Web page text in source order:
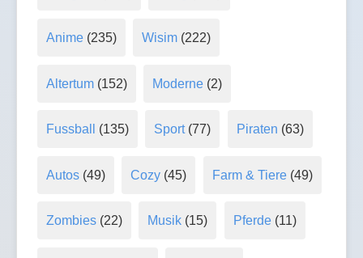
Anime(235) Wisim (222)
Altertum(152) Moderne (2)
Fussball (135) Sport(77) Piraten (63)
Autos(49) Cozy (45) Farm & Tiere(49)
Zombies(22) Musik (15) Pferde(11)